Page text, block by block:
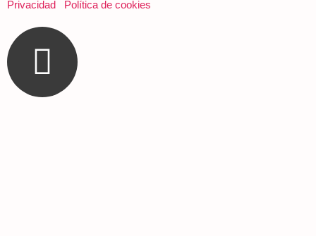
Privacidad
Política de cookies